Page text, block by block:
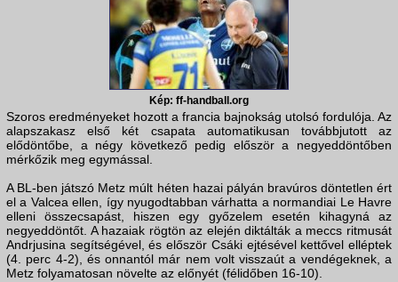
Kép: ff-handball.org
Szoros eredményeket hozott a francia bajnokság utolsó fordulója. Az
alapszakasz első két csapata automatikusan továbbjutott az
elődöntőbe, a négy következő pedig először a negyeddöntőben
mérkőzik meg egymással.
A BL-ben játszó Metz múlt héten hazai pályán bravúros döntetlen ért
el a Valcea ellen, így nyugodtabban várhatta a normandiai Le Havre
elleni összecsapást, hiszen egy győzelem esetén kihagyná az
negyeddöntőt. A hazaiak rögtön az elején diktálták a meccs ritmusát
Andrjusina segítségével, és először Csáki ejtésével kettővel elléptek
(4. perc 4-2), és onnantól már nem volt visszaút a vendégeknek, a
Metz folyamatosan növelte az előnyét (félidőben 16-10).